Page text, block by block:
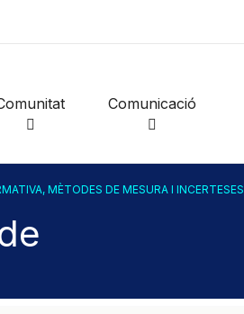
Comunicació
MÈTODES DE MESURA I INCERTESES